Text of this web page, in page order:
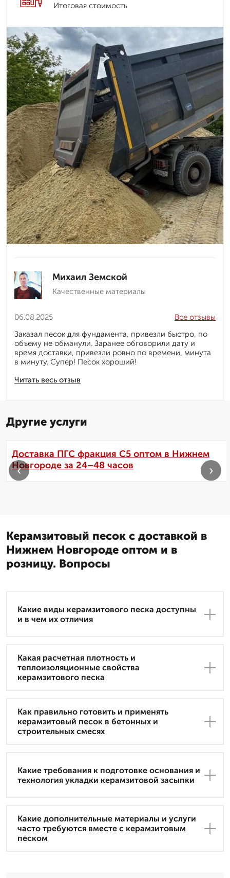
Итоговая стоимость
Михаил Земской
Качественные материалы
06.08.2025
Читать весь отзыв
Все отзывы
Заказал песок для фундамента, привезли быстро, по
объему не обманули. Заранее обговорили дату и
время доставки, привезли ровно по времени, минута
в минуту. Супер! Песок хороший!
Другие услуги
Доставка ПГС фракция С5 оптом в Нижнем
Новгороде за 24–48 часов
‹ ›
Керамзитовый песок с доставкой в
Нижнем Новгороде оптом и в
розницу. Вопросы
Какие виды керамзитового песка доступны
и в чем их отличия
Какая расчетная плотность и
теплоизоляционные свойства
керамзитового песка
Как правильно готовить и применять
керамзитовый песок в бетонных и
строительных смесях
Какие требования к подготовке основания и
технология укладки керамзитовой засыпки
Какие дополнительные материалы и услуги
часто требуются вместе с керамзитовым
песком